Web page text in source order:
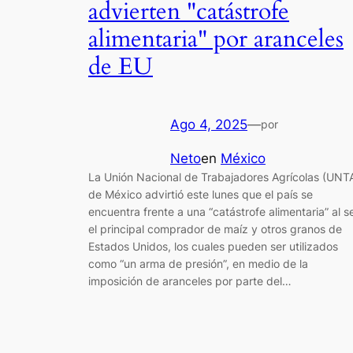
advierten "catástrofe
alimentaria" por aranceles
de EU
Ago 4, 2025—por
Netoen México
La Unión Nacional de Trabajadores Agrícolas
de México advirtió este lunes que el país se
encuentra frente a una “catástrofe alimentaria” al
el principal comprador de maíz y otros granos de
Estados Unidos, los cuales pueden ser utilizados
como “un arma de presión”, en medio de la
imposición de aranceles por parte del…